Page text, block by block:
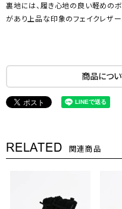
裏地には、履き心地の良い軽めの
があり上品な印象のフェイクレザー
商品につ
RELATED 関連商品